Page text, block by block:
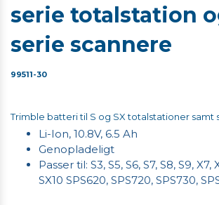
serie totalstation
serie scannere
99511-30
Trimble batteri til S og SX totalstationer samt
Li-Ion, 10.8V, 6.5 Ah
Genopladeligt
Passer til: S3, S5, S6, S7, S8, S9, X7,
SX10 SPS620, SPS720, SPS730,